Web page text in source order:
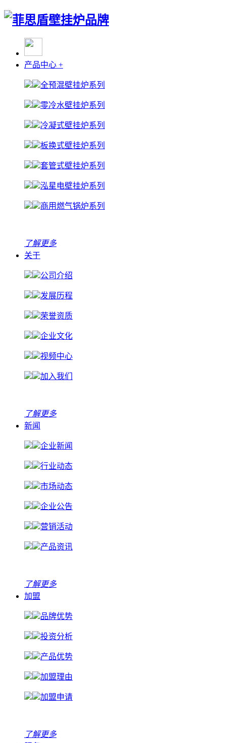
产品中心 +
全预混壁挂炉系列
零冷水壁挂炉系列
冷凝式壁挂炉系列
板换式壁挂炉系列
套管式壁挂炉系列
泓星电壁挂炉系列
商用燃气锅炉系列
了解更多
关于
公司介绍
发展历程
荣誉资质
企业文化
视频中心
加入我们
了解更多
新闻
企业新闻
行业动态
市场动态
企业公告
营销活动
产品资讯
了解更多
加盟
品牌优势
投资分析
产品优势
加盟理由
加盟申请
了解更多